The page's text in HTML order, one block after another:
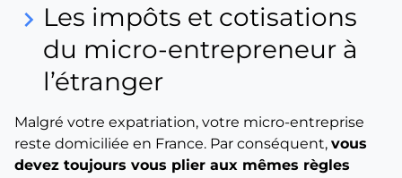
keyboard_arrow_right Les impôts et cotisations
du micro-entrepreneur à
l’étranger
Malgré votre expatriation, votre micro-entreprise
reste domiciliée en France. Par conséquent, vous
devez toujours vous plier aux mêmes règles